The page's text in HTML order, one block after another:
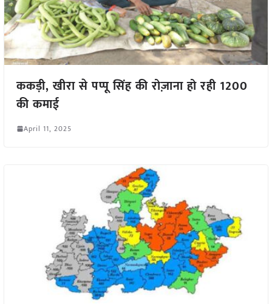
ककड़ी, खीरा से पप्पू सिंह की रोज़ाना हो रही 1200
की कमाई
April 11, 2025